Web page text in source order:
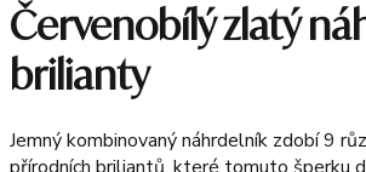
Červenobílý zlatý
brilianty
Jemný kombinovaný náhrdelník zdobí 9